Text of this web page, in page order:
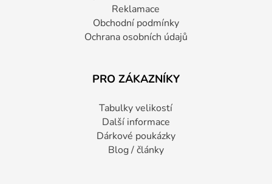
Reklamace
Obchodní podmínky
Ochrana osobních údajů
PRO ZÁKAZNÍKY
Tabulky velikostí
Další informace
Dárkové poukázky
Blog / články